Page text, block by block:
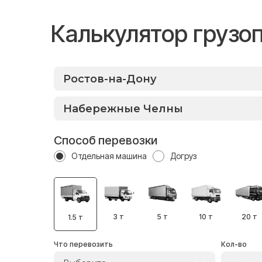
Калькулятор
Способ перевозки
Отдельная машина Догруз
1.5 т 3 т 5 т 10 т 20 т
Что перевозить Кол-во